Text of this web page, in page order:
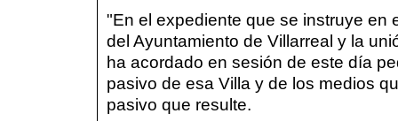
"En el expediente que se instruye en
del Ayuntamiento de Villarreal y la
ha acordado en sesión de este día
pasivo de esa Villa y de los medios
pasivo que resulte.